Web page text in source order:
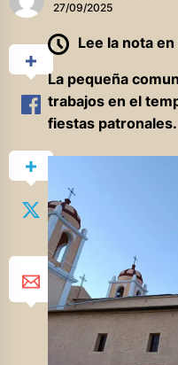
27/09/2025
Lee la nota en
La pequeña
trabajos en el
fiestas patronales.